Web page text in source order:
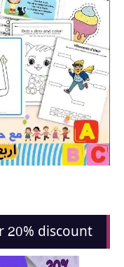
20% discount